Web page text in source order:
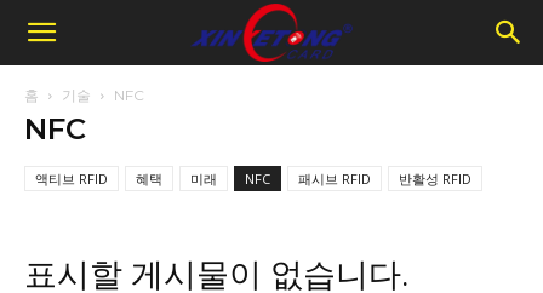
홈 기술 NFC
NFC
액티브 RFID 혜택 미래 NFC 패시브 RFID 반활성 RFID
표시할 게시물이 없습니다.